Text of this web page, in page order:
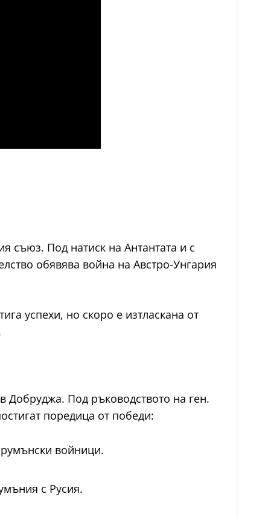
съюз. Под натиск на Антантата и с
обявява война на Австро-Унгария
успехи, но скоро е изтласкана от
Добруджа. Под ръководството на ген.
поредица от победи:
войници.
с Русия.